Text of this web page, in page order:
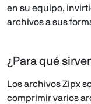
en su equipo,
archivos a sus
¿Para qué
Los archivos Zipx
comprimir varios